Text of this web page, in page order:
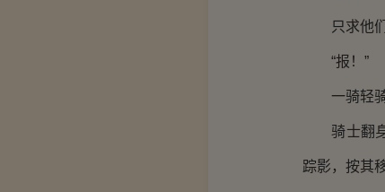
只求他们
“报！”
一骑轻骑
骑士翻身
踪影，按其